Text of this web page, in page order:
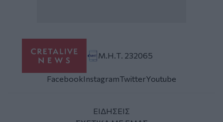
Μ.Η.Τ. 232065
FacebookInstagramTwitterYoutube
ΕΙΔΗΣΕΙΣ